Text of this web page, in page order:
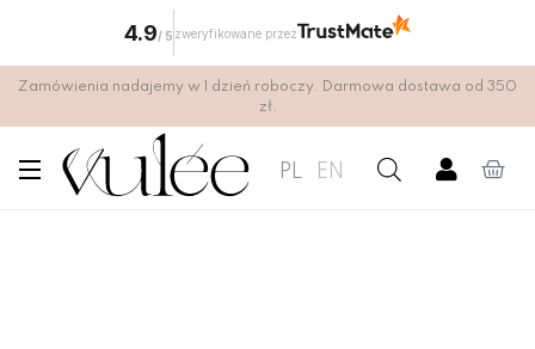
Zamówienia nadajemy w 1 dzień roboczy. Darmowa dostawa od 350
zł.
PL EN
4.9/ 5 zweryfikowane przez